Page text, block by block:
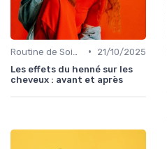
•
21/10/2025
Les effets du henné sur les
cheveux : avant et après